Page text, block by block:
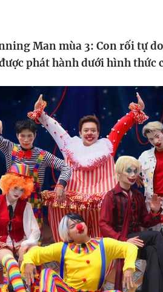
phố không
gì
gia đình
khác
chương trình
Phim truyền
Man mùa 3: Con rối tự
phát hành dưới hình thức